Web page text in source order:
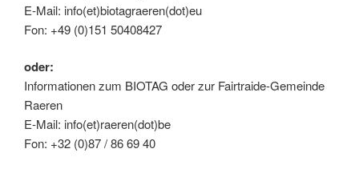
E-Mail: info(et)biotagraeren(dot)eu
Fon: +49 (0)151 50408427
oder:
Informationen zum BIOTAG oder zur Fairtraide-Gemeinde
Raeren
E-Mail: info(et)raeren(dot)be
Fon: +32 (0)87 / 86 69 40